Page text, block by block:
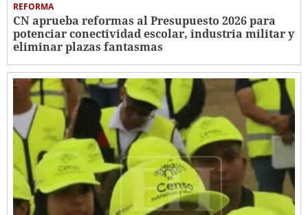
REFORMA
CN aprueba reformas al Presupuesto 2026 para
potenciar conectividad escolar, industria militar y
eliminar plazas fantasmas